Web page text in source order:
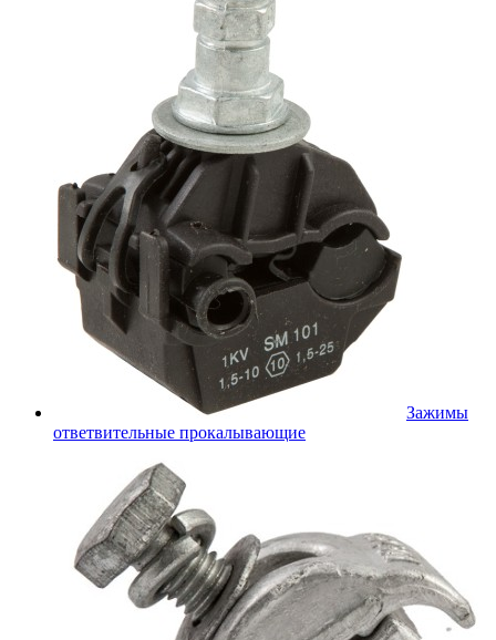
Зажимы
ответвительные прокалывающие